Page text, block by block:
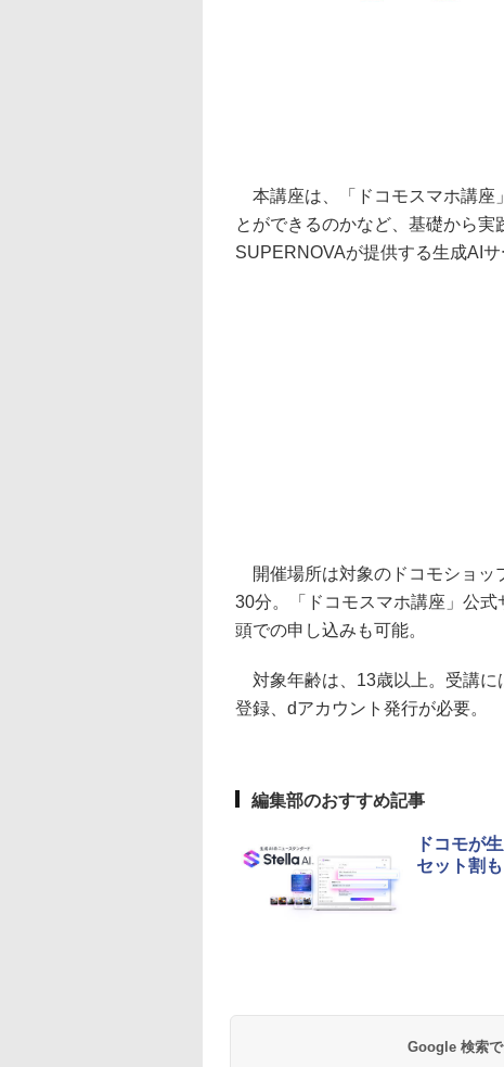
本講座は、「ドコモスマホ講座
とができるのかなど、基礎から実
SUPERNOVAが提供する生成AI
開催場所は対象のドコモショッ
30分。「ドコモスマホ講座」公
頭での申し込みも可能。
対象年齢は、13歳以上。受講に
登録、dアカウント発行が必要。
編集部のおすすめ記事
ドコモが
セット割も
Google 検索